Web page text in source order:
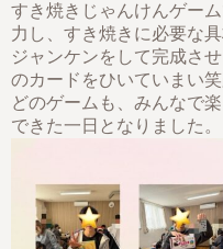
すき焼きじゃんけんゲー
力し、すき焼きに必要な
ジャンケンをして完成さ
のカードをひいていまい
どのゲームも、みんなで
できた一日となりました。